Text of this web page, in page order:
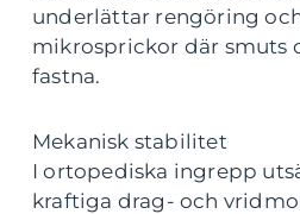
underlättar rengöring
mikrosprickor där smuts
fastna.
Mekanisk stabilitet
I ortopediska ingrepp
kraftiga drag- och